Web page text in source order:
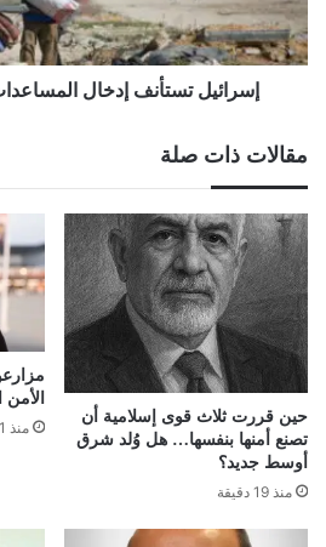
غزة
إسرائيل تستأنف إدخال
مقالات ذات صلة
حين قررت ثلاث قوى إسلامية أن
تصنع أمنها بنفسها… هل وُلد شرق
أوسط جديد؟
منذ 19 دقيقة
الأمن
منذ 11 ساعة